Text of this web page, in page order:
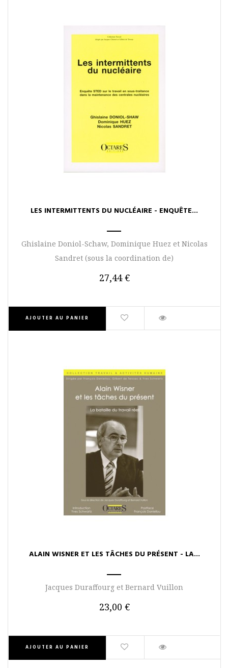
AJOUTER AU PANIER
LES INTERMITTENTS DU NUCLÉAIRE - ENQUÊTE...
Ghislaine Doniol-Schaw, Dominique Huez et Nicolas
Sandret (sous la coordination de)
27,44 €
AJOUTER AU PANIER
ALAIN WISNER ET LES TÂCHES DU PRÉSENT - LA...
Jacques Duraffourg et Bernard Vuillon
23,00 €